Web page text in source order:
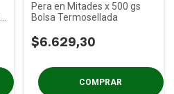
Pera en Mitades x 500 gs
Bolsa Termosellada
$6.629,30